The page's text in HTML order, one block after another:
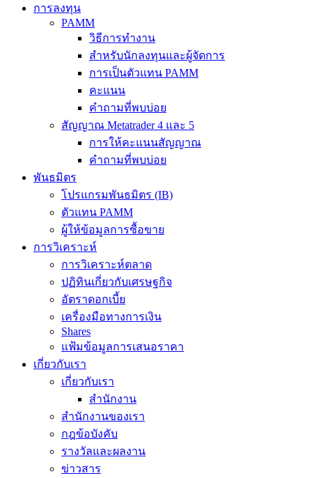
การลงทุน
PAMM
วิธีการทำงาน
สำหรับนักลงทุนและผู้จัดการ
การเป็นตัวแทน PAMM
คะแนน
คำถามที่พบบ่อย
สัญญาณ Metatrader 4 และ 5
การให้คะแนนสัญญาณ
คำถามที่พบบ่อย
พันธมิตร
โปรแกรมพันธมิตร (IB)
ตัวแทน PAMM
ผู้ให้ข้อมูลการซื้อขาย
การวิเคราะห์
การวิเคราะห์ตลาด
ปฏิทินเกี่ยวกับเศรษฐกิจ
อัตราดอกเบี้ย
เครื่องมือทางการเงิน
Shares
แฟ้มข้อมูลการเสนอราคา
เกี่ยวกับเรา
เกี่ยวกับเรา
สำนักงาน
สำนักงานของเรา
กฎข้อบังคับ
รางวัลและผลงาน
ข่าวสาร